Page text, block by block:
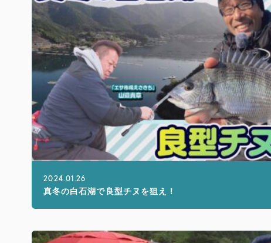
2024.01.26
真冬の白石湖で良型チヌを狙え！